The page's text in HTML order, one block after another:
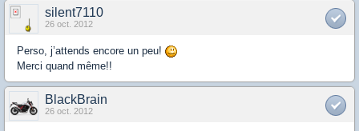
silent7110
26 oct. 2012
Perso, j’attends encore un peu!
Merci quand même!!
BlackBrain
26 oct. 2012